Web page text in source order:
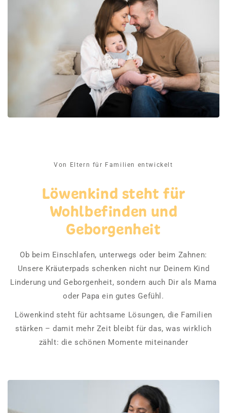
Von Eltern für Familien entwickelt
Löwenkind steht für
Wohlbefinden und
Geborgenheit
Ob beim Einschlafen, unterwegs oder beim Zahnen:
Unsere Kräuterpads schenken nicht nur Deinem Kind
Linderung und Geborgenheit, sondern auch Dir als Mama
oder Papa ein gutes Gefühl.
Löwenkind steht für achtsame Lösungen, die Familien
stärken – damit mehr Zeit bleibt für das, was wirklich
zählt: die schönen Momente miteinander